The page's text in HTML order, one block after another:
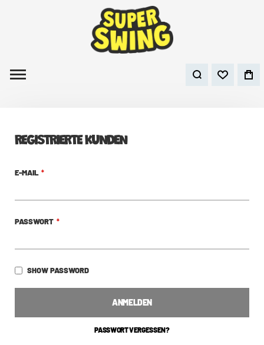
REGISTRIERTE KUNDEN
E-MAIL
PASSWORT
SHOW PASSWORD
ANMELDEN
PASSWORT VERGESSEN?